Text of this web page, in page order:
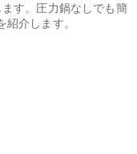
す。圧力鍋なしでも簡
介します。